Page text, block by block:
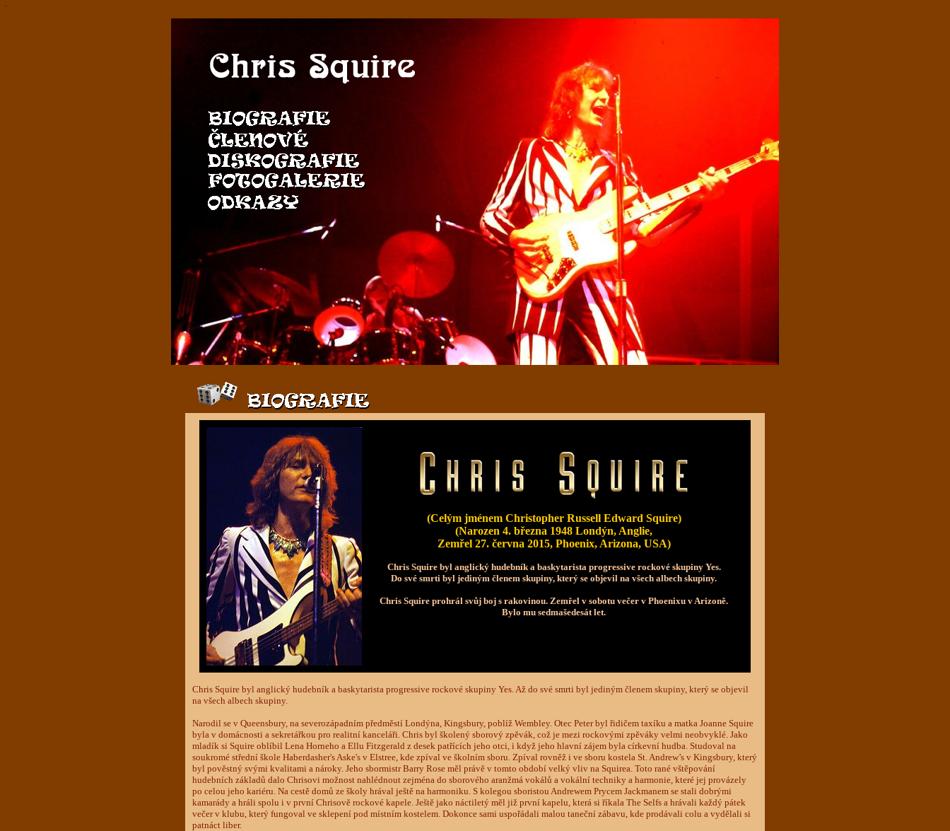
(Celým jménem Christopher Russell Edward Squire)
(Narozen 4. března 1948 Londýn, Anglie,
Zemřel 27. června 2015, Phoenix, Arizona, USA)
Chris Squire byl anglický hudebník a baskytarista progressive rockové skupiny Yes.
Do své smrti byl jediným členem skupiny, který se objevil na všech albech skupiny.
Chris Squire prohrál svůj boj s rakovinou. Zemřel v sobotu večer v Phoenixu v Arizoně.
Bylo mu sedmašedesát let.
Chris Squire byl anglický hudebník a baskytarista progressive rockové skupiny Yes. Až do své smrti byl jediným členem skupiny, který se objevil
na všech albech skupiny.
Narodil se v Queensbury, na severozápadním předměstí Londýna, Kingsbury, poblíž Wembley. Otec Peter byl řidičem taxíku a matka Joanne Squire
byla v domácnosti a sekretářkou pro realitní kanceláři. Chris byl školený sborový zpěvák, což je mezi rockovými zpěváky velmi neobvyklé. Jako
mladík si Squire oblíbil Lena Horneho a Ellu Fitzgerald z desek patřících jeho otci, i když jeho hlavní zájem byla církevní hudba. Studoval na
soukromé střední škole Haberdasher's Aske's v Elstree, kde zpíval ve školním sboru. Zpíval rovněž i ve sboru kostela St. Andrew’s v Kingsbury, který
byl pověstný svými kvalitami a nároky. Jeho sbormistr Barry Rose měl právě v tomto období velký vliv na Squirea. Toto rané vštěpování
hudebních základů dalo Chrisovi možnost nahlédnout zejména do sborového aranžmá vokálů a vokální techniky a harmonie, které jej provázely
po celou jeho kariéru. Na cestě domů ze školy hrával ještě na harmoniku. S kolegou sboristou Andrewem Prycem Jackmanem se stali dobrými
kamarády a hráli spolu i v první Chrisově rockové kapele. Ještě jako náctiletý měl již první kapelu, která si říkala The Selfs a hrávali každý pátek
večer v klubu, který fungoval ve sklepení pod místním kostelem. Dokonce sami uspořádali malou taneční zábavu, kde prodávali colu a vydělali si
patnáct liber.